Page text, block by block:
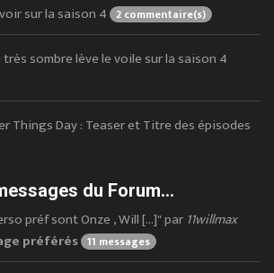
sur la saison 4 2 commentaire(s)
sombre lève le voile sur la saison 4
Things Day : Teaser et Titre des épisodes
du Forum...
préf sont Onze , Will [...]" par 11willmax
préférés 11 messages